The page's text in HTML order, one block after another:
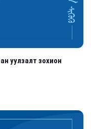
уулзалт зохион